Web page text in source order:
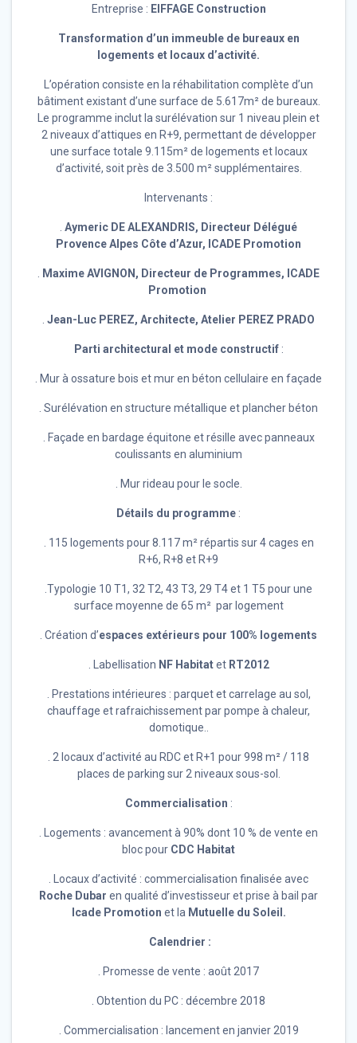
Entreprise : EIFFAGE Construction
Transformation d’un immeuble de bureaux en
logements et locaux d’activité.
L’opération consiste en la réhabilitation complète d’un
bâtiment existant d’une surface de 5.617m² de bureaux.
Le programme inclut la surélévation sur 1 niveau plein et
2 niveaux d’attiques en R+9, permettant de développer
une surface totale 9.115m² de logements et locaux
d’activité, soit près de 3.500 m² supplémentaires.
Intervenants :
. Aymeric DE ALEXANDRIS, Directeur Délégué
Provence Alpes Côte d’Azur, ICADE Promotion
. Maxime AVIGNON, Directeur de Programmes, ICADE
Promotion
. Jean-Luc PEREZ, Architecte, Atelier PEREZ PRADO
Parti architectural et mode constructif:
. Mur à ossature bois et mur en béton cellulaire en façade
. Surélévation en structure métallique et plancher béton
. Façade en bardage équitone et résille avec panneaux
coulissants en aluminium
. Mur rideau pour le socle.
Détails du programme :
. 115 logements pour 8.117 m² répartis sur 4 cages en
R+6, R+8 et R+9
.Typologie 10 T1, 32 T2, 43 T3, 29 T4 et 1 T5 pour une
surface moyenne de 65 m² par logement
. Création d’espaces extérieurs pour 100% logements
. Labellisation NF Habitatet RT2012
. Prestations intérieures : parquet et carrelage au sol,
chauffage et rafraichissement par pompe à chaleur,
domotique..
. 2 locaux d’activité au RDC et R+1 pour 998 m² / 118
places de parking sur 2 niveaux sous-sol.
Commercialisation :
. Logements : avancement à 90% dont 10 % de vente en
bloc pour CDC Habitat
. Locaux d’activité : commercialisation finalisée avec
Roche Dubar en qualité d’investisseur et prise à bail par
Icade Promotion et la Mutuelle du Soleil.
Calendrier :
. Promesse de vente : août 2017
. Obtention du PC : décembre 2018
. Commercialisation : lancement en janvier 2019